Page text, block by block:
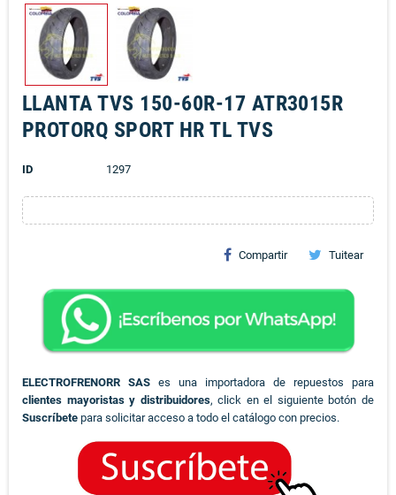
LLANTA TVS 150-60R-17 ATR3015R
PROTORQ SPORT HR TL TVS
ID 1297
Compartir Tuitear
ELECTROFRENORR SAS es una importadora de repuestos para
clientes mayoristas y distribuidores, click en el siguiente botón de
Suscríbete para solicitar acceso a todo el catálogo con precios.